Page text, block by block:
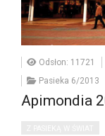
Odsłon: 11721
Pasieka 6/2013
Apimondia